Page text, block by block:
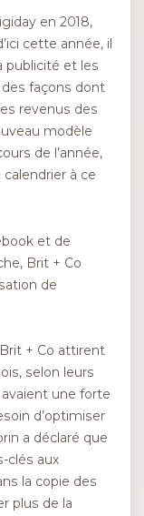
en 2018,
cette année, il
publicité et les
façons dont
revenus des
modèle
de l’année,
à ce
et de
Brit + Co
de
+ Co attirent
selon leurs
une forte
d’optimiser
a déclaré que
clés aux
la copie des
plus de la